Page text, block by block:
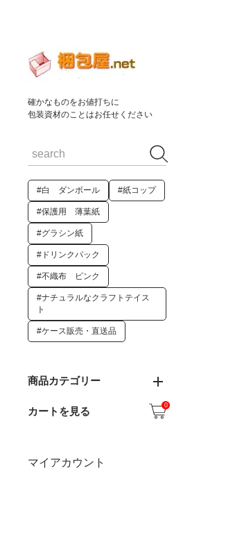
確かなものをお値打ちに
包装資材のことはお任せください
#白 ダンボール #紙コップ
#保護用 薄葉紙
#グラシン紙
#ドリンクパック
#不織布 ピンク
#ナチュラルなクラフトテイス
ト
#ケース販売・直送品
商品カテゴリー
カートを見る 0
マイアカウント